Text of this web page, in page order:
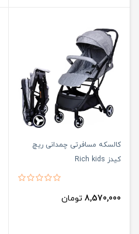
کالسکه مسافرتی چمدانی ریچ
کیدز Rich kids
8,570,000 تومان